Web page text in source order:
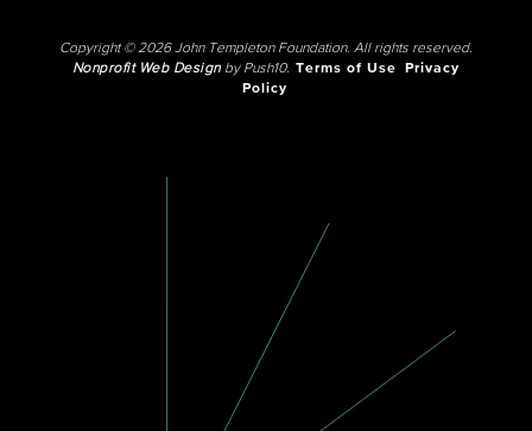
Copyright © 2026 John Templeton Foundation. All rights reserved.
Nonprofit Web Designby Push10. Terms of Use
Privacy
Policy